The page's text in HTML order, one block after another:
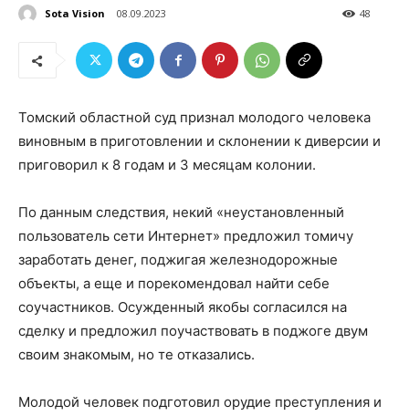
Sota Vision 08.09.2023 48
Томский областной суд признал молодого человека
виновным в приготовлении и склонении к диверсии и
приговорил к 8 годам и 3 месяцам колонии.
По данным следствия, некий «неустановленный
пользователь сети Интернет» предложил томичу
заработать денег, поджигая железнодорожные
объекты, а еще и порекомендовал найти себе
соучастников. Осужденный якобы согласился на
сделку и предложил поучаствовать в поджоге двум
своим знакомым, но те отказались.
Молодой человек подготовил орудие преступления и